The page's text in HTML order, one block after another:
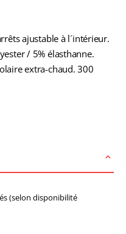
ajustable à l´intérieur.
/ 5% élasthanne.
extra-chaud. 300
(selon disponibilité